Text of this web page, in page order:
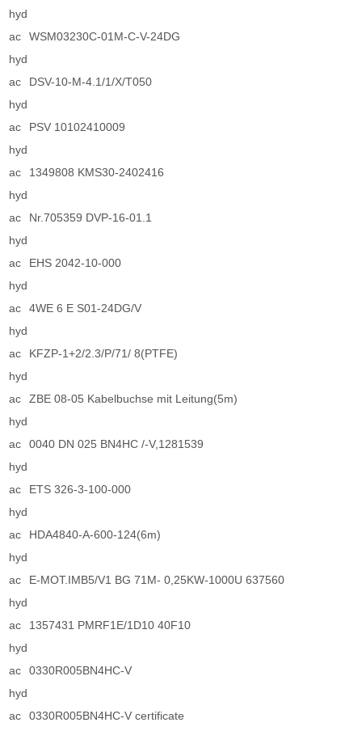
hyd
ac
WSM03230C-01M-C-V-24DG
hyd
ac
DSV-10-M-4.1/1/X/T050
hyd
ac
PSV 10102410009
hyd
ac
1349808 KMS30-2402416
hyd
ac
Nr.705359 DVP-16-01.1
hyd
ac
EHS 2042-10-000
hyd
ac
4WE 6 E S01-24DG/V
hyd
ac
KFZP-1+2/2.3/P/71/ 8(PTFE)
hyd
ac
ZBE 08-05 Kabelbuchse mit Leitung(5m)
hyd
ac
0040 DN 025 BN4HC /-V,1281539
hyd
ac
ETS 326-3-100-000
hyd
ac
HDA4840-A-600-124(6m)
hyd
ac
E-MOT.IMB5/V1 BG 71M- 0,25KW-1000U 637560
hyd
ac
1357431 PMRF1E/1D10 40F10
hyd
ac
0330R005BN4HC-V
hyd
ac
0330R005BN4HC-V certificate